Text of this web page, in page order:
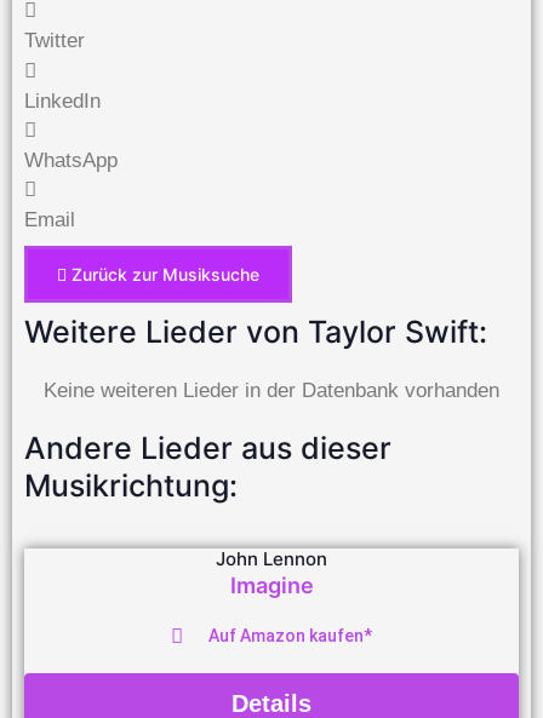
Twitter
LinkedIn
WhatsApp
Email
Zurück zur Musiksuche
Weitere Lieder von Taylor Swift:
Keine weiteren Lieder in der Datenbank vorhanden
Andere Lieder aus dieser
Musikrichtung:
John Lennon
Imagine
Auf Amazon kaufen*
Details